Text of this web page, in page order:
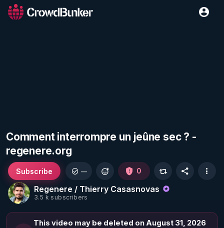
Comment interrompre un jeûne sec ? -
regenere.org
Regenere / Thierry Casasnovas
3.5 k subscribers
Subscribe — 0
This video may be deleted on August 31, 2026